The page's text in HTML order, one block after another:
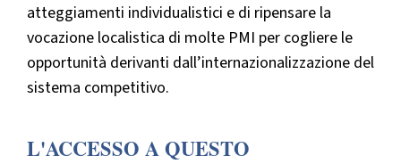
atteggiamenti individualistici e di ripensare la
vocazione localistica di molte PMI per cogliere le
opportunità derivanti dall’internazionalizzazione del
sistema competitivo.
L'ACCESSO A QUESTO